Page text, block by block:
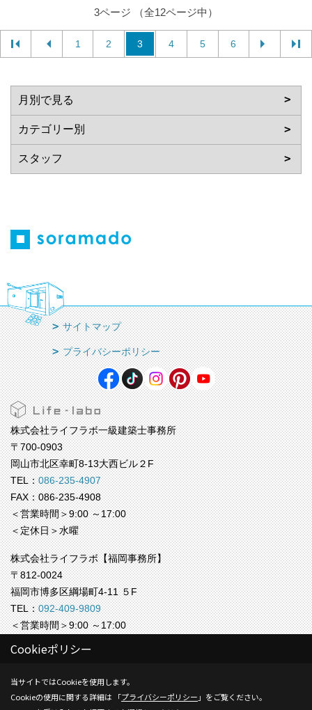
3ページ （全12ページ中）
1 2 3 4 5 6
サイトマップ
プライバシーポリシー
株式会社ライフラボ一級建築士事務所
〒700-0903
岡山市北区幸町8-13大西ビル２F
TEL：086-235-4907
FAX：086-235-4908
＜営業時間＞9:00 ～17:00
＜定休日＞水曜
株式会社ライフラボ【福岡事務所】
〒812-0024
福岡市博多区綱場町4-11 ５F
TEL：092-409-9809
＜営業時間＞9:00 ～17:00
＜定休日＞水曜
Copyright (c) Life-labo. All Rights Reserved.
Produced byゴデスクリエイト
Cookieポリシー
当サイトではCookieを使用します。
Cookieの使用に関する詳細は 「プライバシーポリシー 」をご覧ください。